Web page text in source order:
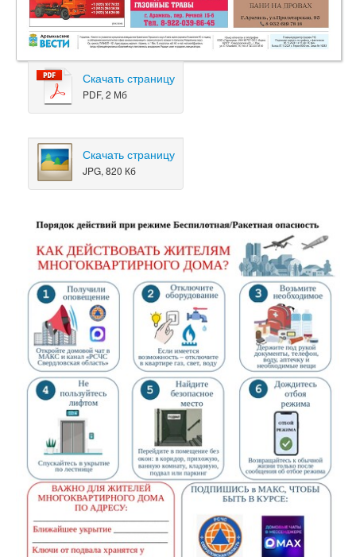
Скачать страницу
PDF, 2 Мб
Скачать страницу
JPG, 820 Кб